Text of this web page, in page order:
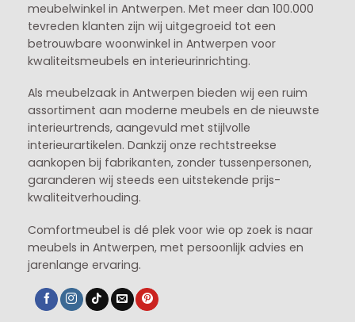
meubelwinkel in Antwerpen. Met meer dan 100.000
tevreden klanten zijn wij uitgegroeid tot een
betrouwbare woonwinkel in Antwerpen voor
kwaliteitsmeubels en interieurinrichting.
Als meubelzaak in Antwerpen bieden wij een ruim
assortiment aan moderne meubels en de nieuwste
interieurtrends, aangevuld met stijlvolle
interieurartikelen. Dankzij onze rechtstreekse
aankopen bij fabrikanten, zonder tussenpersonen,
garanderen wij steeds een uitstekende prijs-
kwaliteitverhouding.
Comfortmeubel is dé plek voor wie op zoek is naar
meubels in Antwerpen, met persoonlijk advies en
jarenlange ervaring.